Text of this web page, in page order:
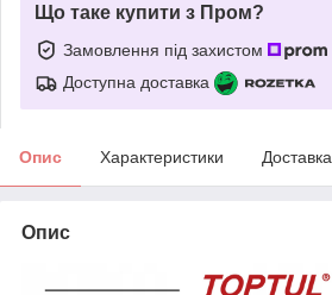
Що таке купити з Пром?
Замовлення під захистом
Доступна доставка
Опис Характеристики Доставка
Опис